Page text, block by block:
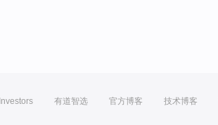
Investors 有道智选 官方博客 技术博客